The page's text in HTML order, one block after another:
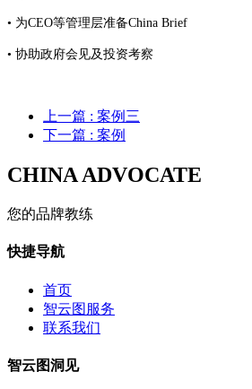
• 为CEO等管理层准备China Brief
• 协助政府会见及投资考察
上一篇 : 案例三
下一篇 : 案例
CHINA ADVOCATE
您的品牌教练
快捷导航
首页
智云图服务
联系我们
智云图洞见